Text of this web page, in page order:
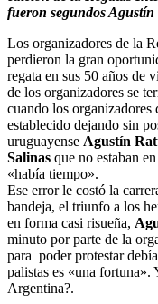
fueron segundos
Los organizadores de la
perdieron la gran
regata en sus 50 años de
de los organizadores se
cuando los
establecido dejando sin
uruguayense Agustín
Salinas que no estaban
«había tiempo».
Ese error le costó la
bandeja, el triunfo a los
en forma casi risueña,
minuto por parte de la
para poder protestar
palistas es «una fortuna».
Argentina?.